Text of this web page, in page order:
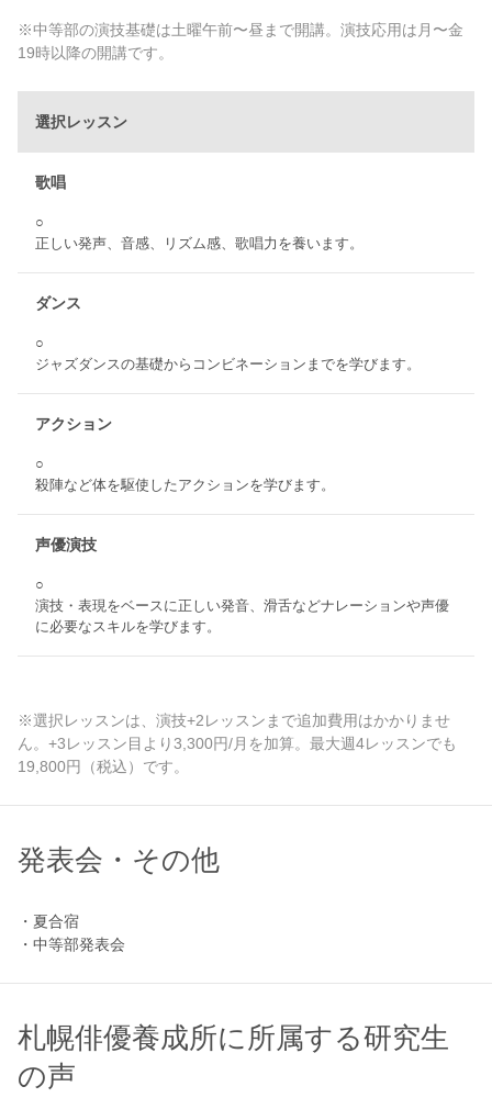
※中等部の演技基礎は土曜午前〜昼まで開講。演技応用は月〜金
19時以降の開講です。
選択レッスン
歌唱
○
正しい発声、音感、リズム感、歌唱力を養います。
ダンス
○
ジャズダンスの基礎からコンビネーションまでを学びます。
アクション
○
殺陣など体を駆使したアクションを学びます。
声優演技
○
演技・表現をベースに正しい発音、滑舌などナレーションや声優
に必要なスキルを学びます。
※選択レッスンは、演技+2レッスンまで追加費用はかかりませ
ん。+3レッスン目より3,300円/月を加算。最大週4レッスンでも
19,800円（税込）です。
発表会・その他
・夏合宿
・中等部発表会
札幌俳優養成所に所属する研究生
の声